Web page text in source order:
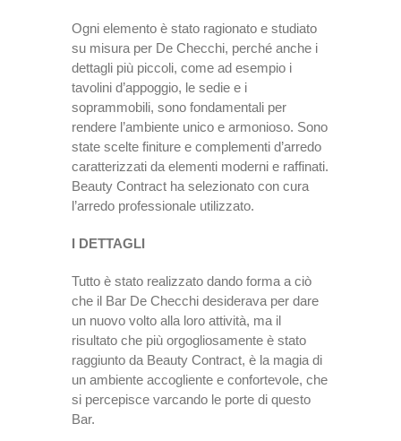
Ogni elemento è stato ragionato e studiato
su misura per De Checchi, perché anche i
dettagli più piccoli, come ad esempio i
tavolini d’appoggio, le sedie e i
soprammobili, sono fondamentali per
rendere l’ambiente unico e armonioso. Sono
state scelte finiture e complementi d’arredo
caratterizzati da elementi moderni e raffinati.
Beauty Contract ha selezionato con cura
l’arredo professionale utilizzato.
I DETTAGLI
Tutto è stato realizzato dando forma a ciò
che il Bar De Checchi desiderava per dare
un nuovo volto alla loro attività, ma il
risultato che più orgogliosamente è stato
raggiunto da Beauty Contract, è la magia di
un ambiente accogliente e confortevole, che
si percepisce varcando le porte di questo
Bar.